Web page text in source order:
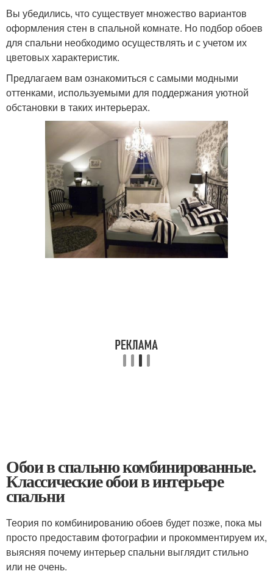
Вы убедились, что существует множество вариантов
оформления стен в спальной комнате. Но подбор обоев
для спальни необходимо осуществлять и с учетом их
цветовых характеристик.
Предлагаем вам ознакомиться с самыми модными
оттенками, используемыми для поддержания уютной
обстановки в таких интерьерах.
Обои в спальню комбинированные.
Классические обои в интерьере
спальни
Теория по комбинированию обоев будет позже, пока мы
просто предоставим фотографии и прокомментируем их,
выясняя почему интерьер спальни выглядит стильно
или не очень.